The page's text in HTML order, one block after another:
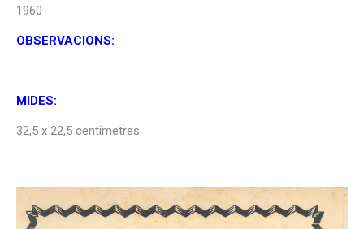
1960
OBSERVACIONS:
MIDES:
32,5 x 22,5 centímetres